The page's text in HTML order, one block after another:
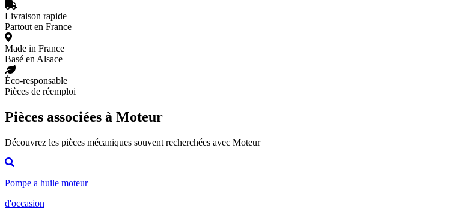
Livraison rapide
Partout en France
Made in France
Basé en Alsace
Éco-responsable
Pièces de réemploi
Pièces associées à Moteur
Découvrez les pièces mécaniques souvent recherchées avec Moteur
Pompe a huile moteur
d'occasion